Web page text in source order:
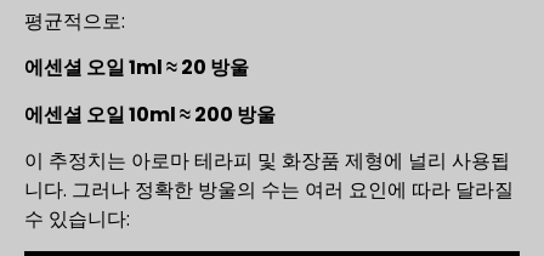
평균적으로:
에센셜 오일 1ml ≈ 20 방울
에센셜 오일 10ml ≈ 200 방울
이 추정치는 아로마 테라피 및 화장품 제형에 널리 사용됩
니다. 그러나 정확한 방울의 수는 여러 요인에 따라 달라질
수 있습니다: